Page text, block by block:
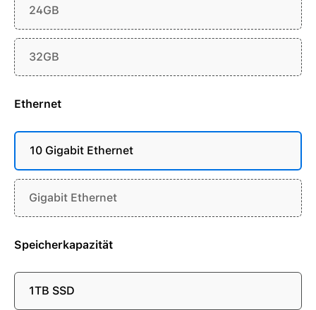
24GB
32GB
Ethernet
10 Gigabit Ethernet
Gigabit Ethernet
Speicherkapazität
1TB SSD